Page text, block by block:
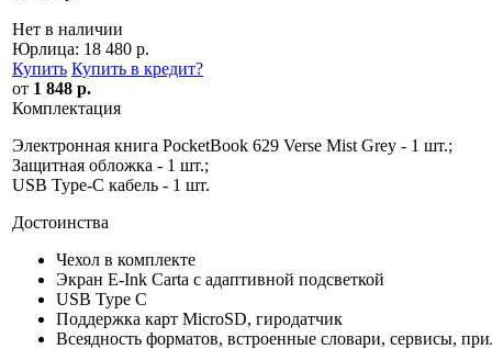
Нет в наличии
Юрлица: 18 480 р.
Купить Купить в кредит?
от 1 848 р.
Комплектация
Электронная книга PocketBook 629 Verse Mist Grey - 1 шт.;
Защитная обложка - 1 шт.;
USB Type-C кабель - 1 шт.
Достоинства
Чехол в комплекте
Экран E-Ink Carta с адаптивной подсветкой
USB Type C
Поддержка карт MicroSD, гиродатчик
Всеядность форматов, встроенные словари, сервисы,